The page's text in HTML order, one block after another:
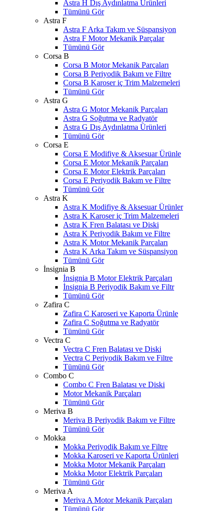
Astra H Dış Aydınlatma Ürünleri
Tümünü Gör
Astra F
Astra F Arka Takım ve Süspansiyon
Astra F Motor Mekanik Parçalar
Tümünü Gör
Corsa B
Corsa B Motor Mekanik Parçaları
Corsa B Periyodik Bakım ve Filtre
Corsa B Karoser iç Trim Malzemeleri
Tümünü Gör
Astra G
Astra G Motor Mekanik Parçaları
Astra G Soğutma ve Radyatör
Astra G Dış Aydınlatma Ürünleri
Tümünü Gör
Corsa E
Corsa E Modifiye & Aksesuar Ürünle
Corsa E Motor Mekanik Parçaları
Corsa E Motor Elektrik Parçaları
Corsa E Periyodik Bakım ve Filtre
Tümünü Gör
Astra K
Astra K Modifiye & Aksesuar Ürünler
Astra K Karoser iç Trim Malzemeleri
Astra K Fren Balatası ve Diski
Astra K Periyodik Bakım ve Filtre
Astra K Motor Mekanik Parçaları
Astra K Arka Takım ve Süspansiyon
Tümünü Gör
İnsignia B
İnsignia B Motor Elektrik Parçaları
İnsignia B Periyodik Bakım ve Filtr
Tümünü Gör
Zafira C
Zafira C Karoseri ve Kaporta Ürünle
Zafira C Soğutma ve Radyatör
Tümünü Gör
Vectra C
Vectra C Fren Balatası ve Diski
Vectra C Periyodik Bakım ve Filtre
Tümünü Gör
Combo C
Combo C Fren Balatası ve Diski
Motor Mekanik Parçaları
Tümünü Gör
Meriva B
Meriva B Periyodik Bakım ve Filtre
Tümünü Gör
Mokka
Mokka Periyodik Bakım ve Filtre
Mokka Karoseri ve Kaporta Ürünleri
Mokka Motor Mekanik Parçaları
Mokka Motor Elektrik Parçaları
Tümünü Gör
Meriva A
Meriva A Motor Mekanik Parçaları
Tümünü Gör